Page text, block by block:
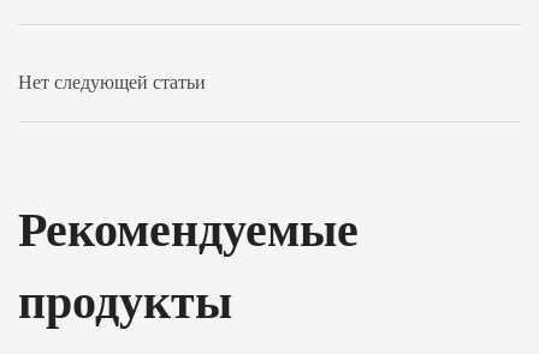
Нет следующей статьи
Рекомендуемые
продукты